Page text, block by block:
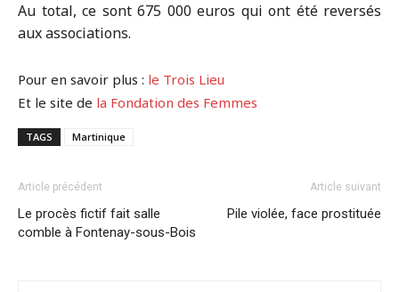
Au total, ce sont 675 000 euros qui ont été reversés
aux associations.
Pour en savoir plus : le Trois Lieu
Et le site de la Fondation des Femmes
TAGS Martinique
Article précédent
Le procès fictif fait salle
comble à Fontenay-sous-Bois
Article suivant
Pile violée, face prostituée